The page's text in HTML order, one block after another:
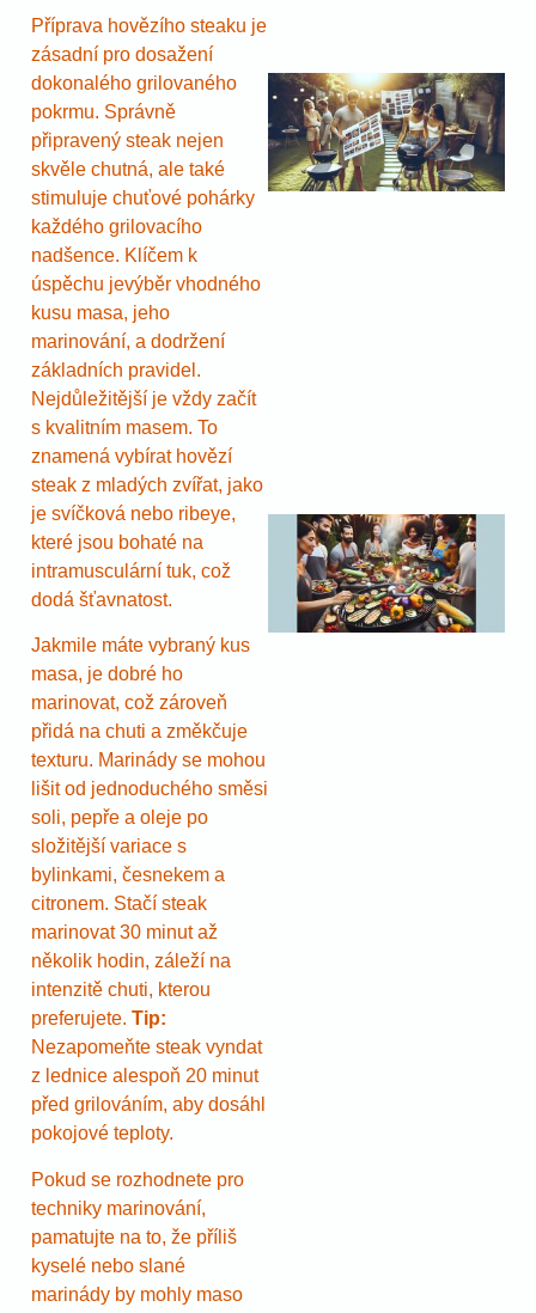
Příprava hovězího steaku je
zásadní pro dosažení
dokonalého grilovaného
pokrmu. Správně
připravený steak nejen
skvěle chutná, ale také
stimuluje chuťové pohárky
každého grilovacího
nadšence. Klíčem k
úspěchu jevýběr vhodného
kusu masa, jeho
marinování, a dodržení
základních pravidel.
Nejdůležitější je vždy začít
s kvalitním masem. To
znamená vybírat hovězí
steak z mladých zvířat, jako
je svíčková nebo ribeye,
které jsou bohaté na
intramusculární tuk, což
dodá šťavnatost.
Jakmile máte vybraný kus
masa, je dobré ho
marinovat, což zároveň
přidá na chuti a změkčuje
texturu. Marinády se mohou
lišit od jednoduchého směsi
soli, pepře a oleje po
složitější variace s
bylinkami, česnekem a
citronem. Stačí steak
marinovat 30 minut až
několik hodin, záleží na
intenzitě chuti, kterou
preferujete. Tip:
Nezapomeňte steak vyndat
z lednice alespoň 20 minut
před grilováním, aby dosáhl
pokojové teploty.
Pokud se rozhodnete pro
techniky marinování,
pamatujte na to, že příliš
kyselé nebo slané
marinády by mohly maso